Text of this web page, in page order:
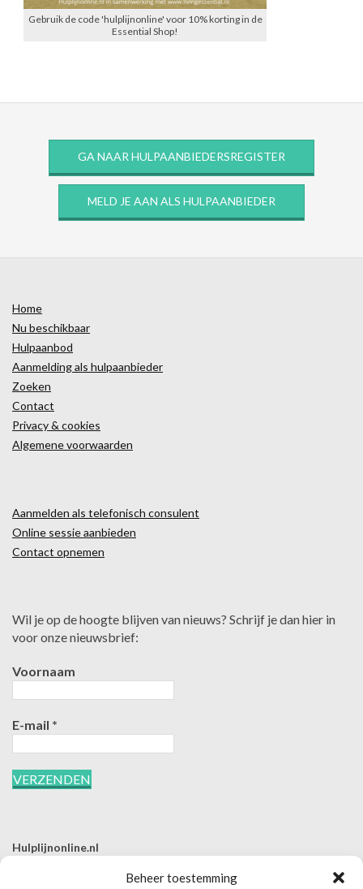
Beheer toestemming
Gebruik de code 'hulplijnonline' voor 10% korting in de
Essential Shop!
GA NAAR HULPAANBIEDERSREGISTER
MELD JE AAN ALS HULPAANBIEDER
Home
Nu beschikbaar
Hulpaanbod
Aanmelding als hulpaanbieder
Zoeken
Contact
Privacy & cookies
Algemene voorwaarden
Aanmelden als telefonisch consulent
Online sessie aanbieden
Contact opnemen
Wil je op de hoogte blijven van nieuws? Schrijf je dan hier in
voor onze nieuwsbrief:
Voornaam
E-mail *
Hulplijnonline.nl
E | info@hulplijnonline.nl